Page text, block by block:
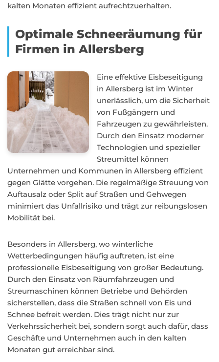
kalten Monaten effizient aufrechtzuerhalten.
Optimale Schneeräumung für
Firmen in Allersberg
Eine effektive Eisbeseitigung
in Allersberg ist im Winter
unerlässlich, um die Sicherheit
von Fußgängern und
Fahrzeugen zu gewährleisten.
Durch den Einsatz moderner
Technologien und spezieller
Streumittel können
Unternehmen und Kommunen in Allersberg effizient
gegen Glätte vorgehen. Die regelmäßige Streuung von
Auftausalz oder Split auf Straßen und Gehwegen
minimiert das Unfallrisiko und trägt zur reibungslosen
Mobilität bei.
Besonders in Allersberg, wo winterliche
Wetterbedingungen häufig auftreten, ist eine
professionelle Eisbeseitigung von großer Bedeutung.
Durch den Einsatz von Räumfahrzeugen und
Streumaschinen können Betriebe und Behörden
sicherstellen, dass die Straßen schnell von Eis und
Schnee befreit werden. Dies trägt nicht nur zur
Verkehrssicherheit bei, sondern sorgt auch dafür, dass
Geschäfte und Unternehmen auch in den kalten
Monaten gut erreichbar sind.